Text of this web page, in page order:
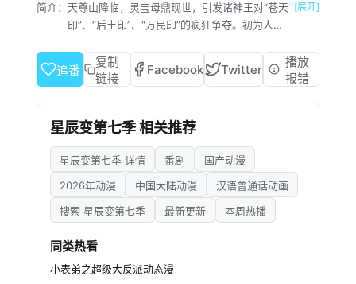
简介： 天尊山降临，灵宝母鼎现世，引发诸神王对“苍天
印”、“后土印”、“万民印”的疯狂争夺。初为人父
对抗。当姜澜夺得后土印成为众矢之的，秦羽展
现出惊人实力震慑群雄。
得万民印，秦羽为夺回此印怒斩强敌。为终结这
场纷争，他设下计谋，将觊觎者引入自己的神秘
领域，并在此了结宿怨。
最终，三印合一，
新的天尊诞生。但旧日恩怨未消，天尊级强者前
来寻仇，却引发了意想不到的后果。秦羽的命
界。
[展开]
追番
复制
链接
Facebook Twitter
播放
报错
星辰变第七季 相关推荐
星辰变第七季 详情 番剧
国产动漫
2026年动漫
中国大陆动漫
汉语普通话动画
搜索 星辰变第七季
最新更新 本周热播
同类热看
小表弟之超级大反派动态漫